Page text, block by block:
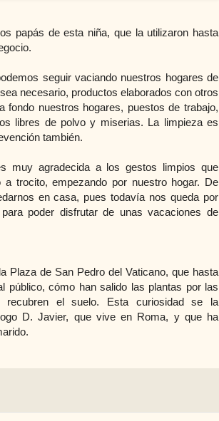
papás de esta niña, que la utilizaron hasta
seguir vaciando nuestros hogares de
necesario, productos elaborados con otros
fondo nuestros hogares, puestos de trabajo,
libres de polvo y miserias. La limpieza es
también.
muy agradecida a los gestos limpios que
trocito, empezando por nuestro hogar. De
en casa, pues todavía nos queda por
poder disfrutar de unas vacaciones de
Plaza de San Pedro del Vaticano, que hasta
público, cómo han salido las plantas por las
recubren el suelo. Esta curiosidad se la
D. Javier, que vive en Roma, y que ha